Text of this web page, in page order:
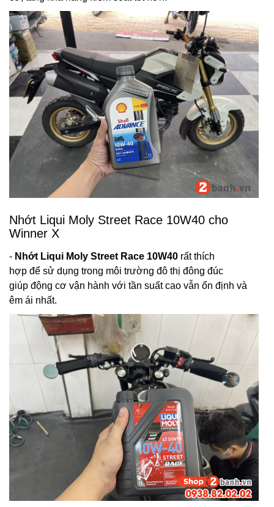
Nhớt Liqui Moly Street Race 10W40 cho
Winner X
- Nhớt Liqui Moly Street Race 10W40 rất thích
hợp để sử dụng trong môi trường đô thị đông đúc
giúp động cơ vận hành với tần suất cao vẫn ổn định và
êm ái nhất.